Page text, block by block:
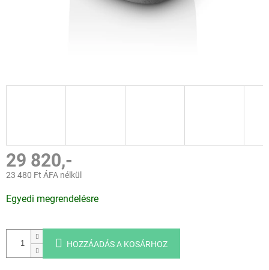
29 820,-
23 480 Ft ÁFA nélkül
Egyedi megrendelésre
HOZZÁADÁS A KOSÁRHOZ